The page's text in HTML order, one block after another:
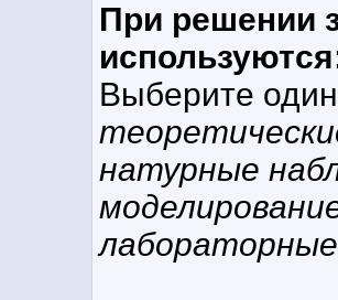
При решении
Выберите
натурные